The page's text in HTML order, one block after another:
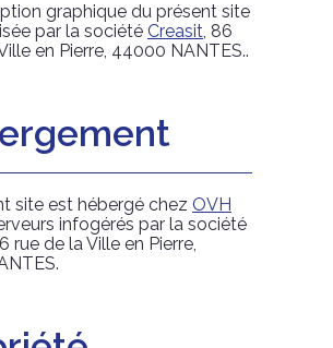
graphique du présent site
par la société Creasit, 86
en Pierre, 44000 NANTES..
site est hébergé chez OVH
infogérés par la société
rue de la Ville en Pierre,